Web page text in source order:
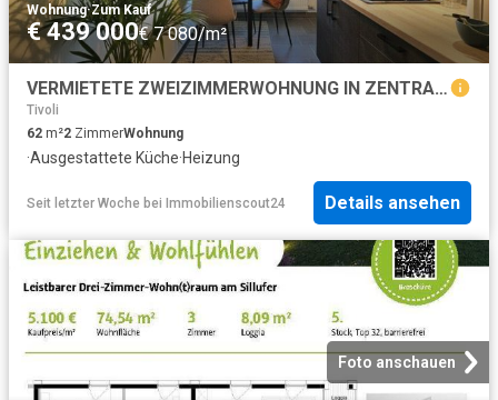
Wohnung·Zum Kauf
€ 439 000€ 7 080/m²
VERMIETETE ZWEIZIMMERWOHNUNG IN ZENTRALER LAGE VON INNSBRUCK
Tivoli
62 m²2 ZimmerWohnung
·Ausgestattete Küche·Heizung
Seit letzter Woche bei Immobilienscout24 Details ansehen
Foto anschauen